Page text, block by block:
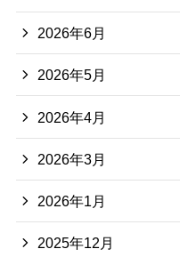
2026年6月
2026年5月
2026年4月
2026年3月
2026年1月
2025年12月